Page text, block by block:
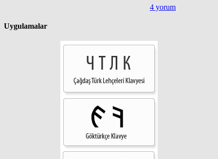
4 yorum
Uygulamalar